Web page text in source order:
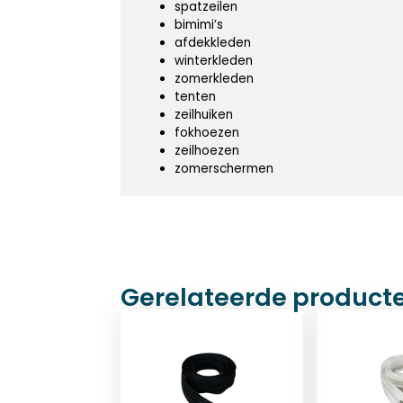
spatzeilen
bimimi’s
afdekkleden
winterkleden
zomerkleden
tenten
zeilhuiken
fokhoezen
zeilhoezen
zomerschermen
Gerelateerde